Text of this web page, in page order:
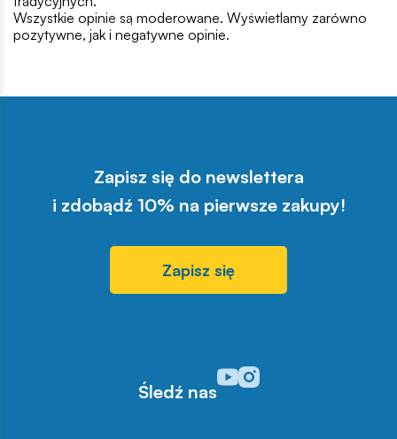
Wszystkie opinie są moderowane. Wyświetlamy zarówno
pozytywne, jak i negatywne opinie.
Zapisz się do newslettera
i zdobądź 10% na pierwsze zakupy!
Zapisz się
Śledź nas
Odwiedź nasz profil w
Odwiedź nasz profil w